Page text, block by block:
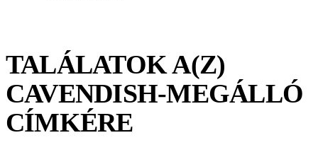
TALÁLATOK A(Z)
CAVENDISH-MEGÁLLÓ
CÍMKÉRE